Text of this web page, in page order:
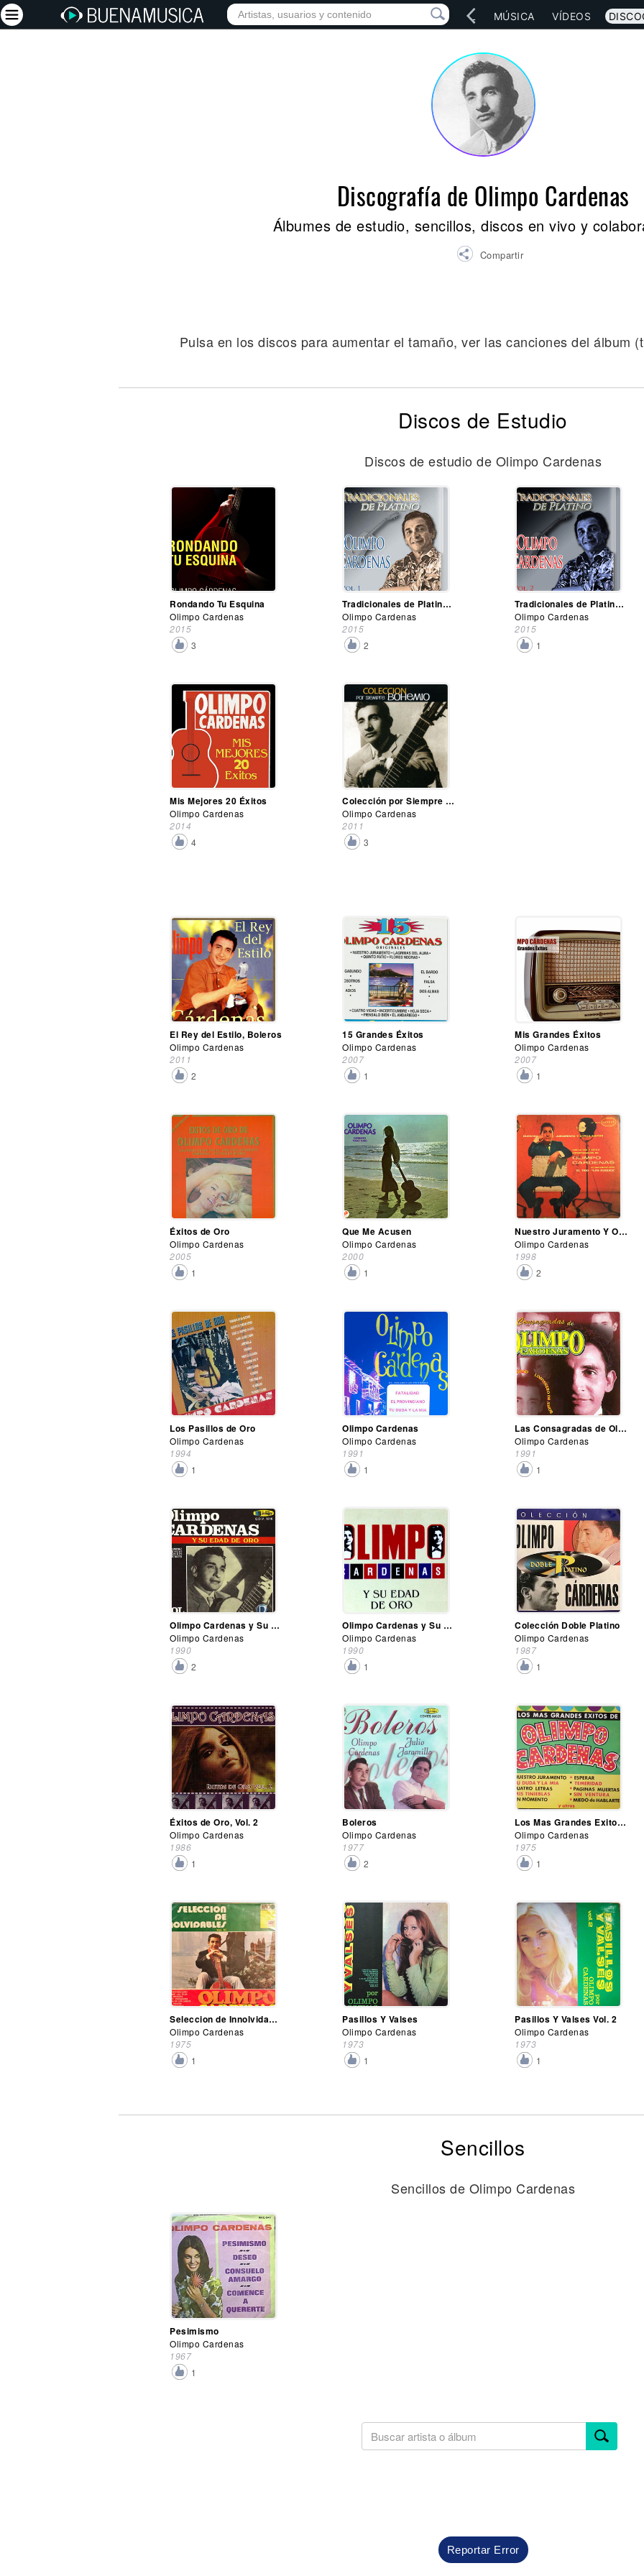
INICIO ARTISTAS RED SOCIAL MÚSICA VÍDEOS
Discografía de Olimpo Cardenas
Álbumes de estudio, sencillos, discos en vivo y
Compartir
Pulsa en los discos para aumentar el tamaño, ver las canciones del álbum
Discos de Estudio
Discos de estudio de Olimpo Cardenas
Rondando Tu Esquina
Olimpo Cardenas
2015
3
Tradicionales de Platino, Vol. 1
Olimpo Cardenas
2015
2
Tradicionales de Platino, Vol. 2
Olimpo Cardenas
2015
1
Mis Mejores 20 Éxitos
Olimpo Cardenas
2014
4
Colección por Siempre Bohemio
Olimpo Cardenas
2011
3
El Rey del Estilo, Boleros
Olimpo Cardenas
2011
2
15 Grandes Éxitos
Olimpo Cardenas
2007
1
Mis Grandes Éxitos
Olimpo Cardenas
2007
1
Éxitos de Oro
Olimpo Cardenas
2005
1
Que Me Acusen
Olimpo Cardenas
2000
1
Nuestro Juramento Y Otros Éxitos
Olimpo Cardenas
1998
2
Los Pasillos de Oro
Olimpo Cardenas
1994
1
Olimpo Cardenas
Olimpo Cardenas
1991
1
Las Consagradas de Olimpo Cardenas
Olimpo Cardenas
1991
1
Olimpo Cardenas y Su Edad de Oro, Vol. 1
Olimpo Cardenas
1990
2
Olimpo Cardenas y Su Edad de Oro, Vol. 2
Olimpo Cardenas
1990
1
Colección Doble Platino
Olimpo Cardenas
1987
1
Éxitos de Oro, Vol. 2
Olimpo Cardenas
1986
1
Boleros
Olimpo Cardenas
1977
2
Los Mas Grandes Exitos De Olimpo Cardenas
Olimpo Cardenas
1975
1
Seleccion de Innolvidables Vol. 5
Olimpo Cardenas
1975
1
Pasillos Y Valses
Olimpo Cardenas
1973
1
Pasillos Y Valses Vol. 2
Olimpo Cardenas
1973
1
Sencillos
Sencillos de Olimpo Cardenas
Pesimismo
Olimpo Cardenas
1967
1
Reportar Error